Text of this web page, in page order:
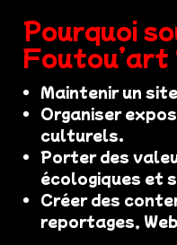
Pourquoi
Foutou’art
Maintenir un
Organiser
culturels.
Porter des
écologiques et
Créer des
reportages,